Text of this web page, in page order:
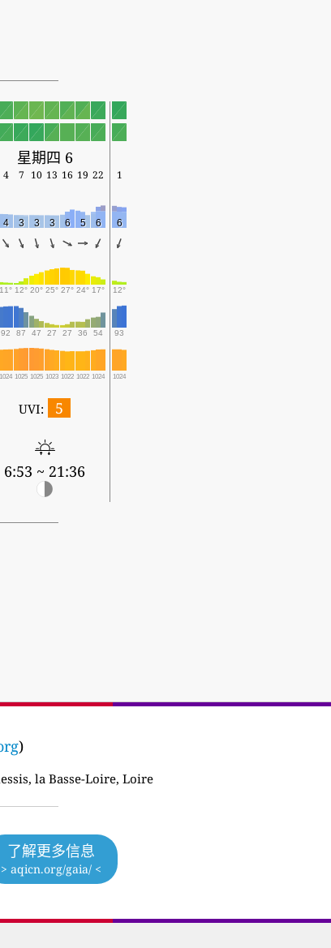
星期四 6
4 7 10 13 16 19 22
1
4 3 3 3 6 5 6 6
11° 12° 20° 25° 27° 24° 17° 12°
92 87 47 27 27 36 54 93
1024 1025 1025 1023 1022 1022 1024 1024
UVI: 5
6:53 ~ 21:36
)
la Basse-Loire, Loire
了解更多信息
> aqicn.org/gaia/ <